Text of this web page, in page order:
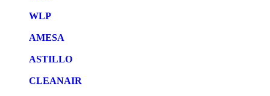
WLP
AMESA
ASTILLO
CLEANAIR